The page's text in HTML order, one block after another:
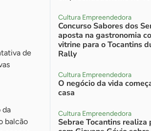
de
da
balcão
Cultura Empreendedora
Concurso Sabores dos
aposta na gastronomia
vitrine para o Tocantins
Rally
Cultura Empreendedora
O negócio da vida
casa
Cultura Empreendedora
Sebrae Tocantins realiza